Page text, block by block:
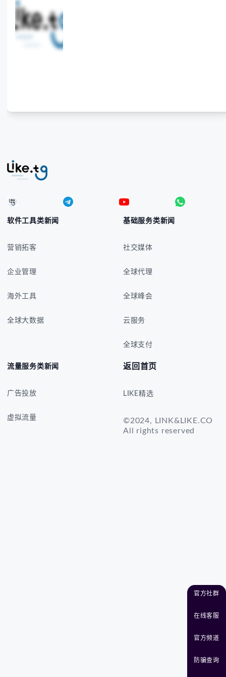
官方社群
在线客服
官方频道
防骗查询
软件工具类新闻
营销拓客
企业管理
海外工具
全球大数据
基础服务类新闻
社交媒体
全球代理
全球峰会
云服务
全球支付
流量服务类新闻
广告投放
虚拟流量
返回首页
LIKE精选
©2024, LINK&LIKE.CO
All rights reserved